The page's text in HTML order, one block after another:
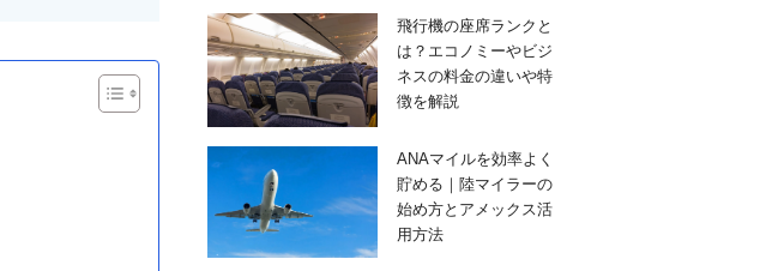
飛行機の座席ランクと
は？エコノミーやビジ
ネスの料金の違いや特
徴を解説
ANAマイルを効率よく
貯める｜陸マイラーの
始め方とアメックス活
用方法